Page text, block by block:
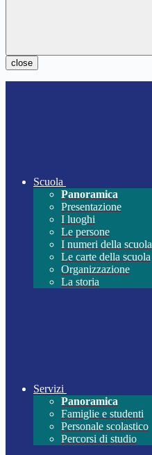
close
Scuola
Panoramica
Presentazione
I luoghi
Le persone
I numeri della scuola
Le carte della scuola
Organizzazione
La storia
Servizi
Panoramica
Famiglie e studenti
Personale scolastico
Percorsi di studio